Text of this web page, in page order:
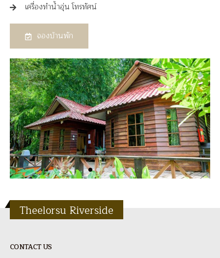
เครื่องทำน้ำอุ่น โทรทัศน์
จองบ้านพัก
Theelorsu Riverside
CONTACT US